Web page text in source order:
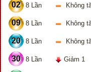
02 8 Lần Không
09 8 Lần Không
20 8 Lần Không
30 8 Lần Giảm 1